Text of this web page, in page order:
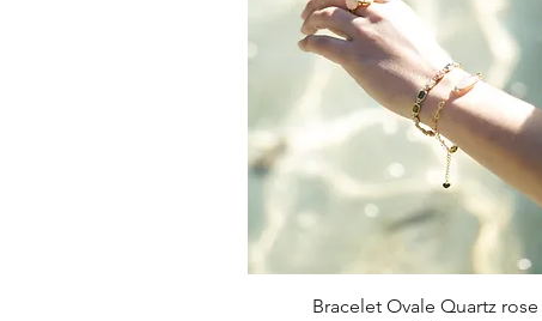
Aperçu rapide
Bracelet Ovale Quartz rose